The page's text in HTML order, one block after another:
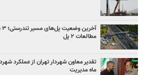
مطالعات ۲ پل
ماه مدیریت